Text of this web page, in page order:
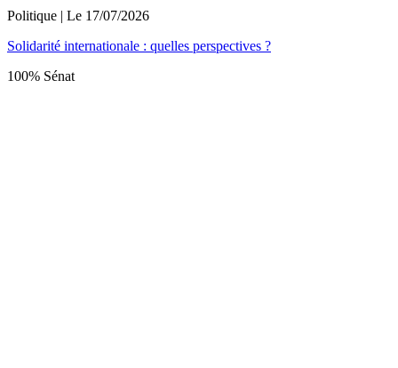
Politique | Le 17/07/2026
Solidarité internationale : quelles perspectives ?
100% Sénat